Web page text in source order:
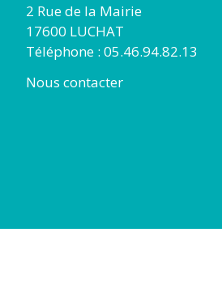
2 Rue de la Mairie
17600 LUCHAT
Téléphone : 05.46.94.82.13
Nous contacter